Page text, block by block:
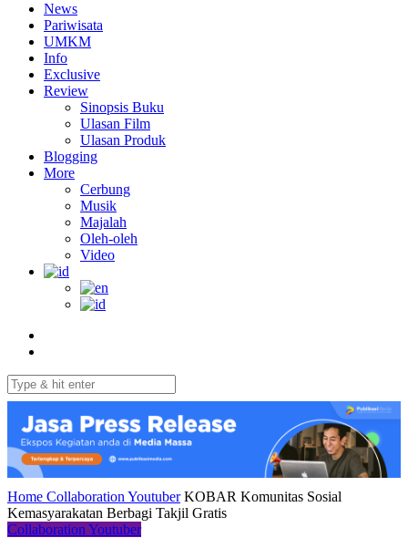
News
Pariwisata
UMKM
Info
Exclusive
Review
Sinopsis Buku
Ulasan Film
Ulasan Produk
Blogging
More
Cerbung
Musik
Majalah
Oleh-oleh
Video
Home Collaboration Youtuber KOBAR Komunitas Sosial
Kemasyarakatan Berbagi Takjil Gratis
Collaboration Youtuber